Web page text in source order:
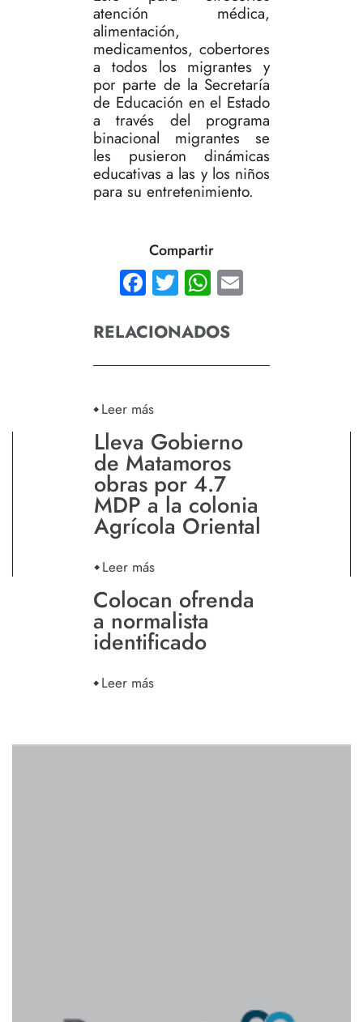
atención médica,
alimentación,
medicamentos, cobertores
a todos los migrantes y
por parte de la Secretaría
de Educación en el Estado
a través del programa
binacional migrantes se
les pusieron dinámicas
educativas a las y los niños
para su entretenimiento.
Compartir
Facebook
TwitterWhatsApp
RELACIONADOS
Leer más
Lleva Gobierno
de Matamoros
obras por 4.7
MDP a la colonia
Agrícola Oriental
Leer más
Colocan ofrenda
a normalista
identificado
Leer más